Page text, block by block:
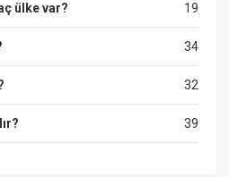
19
ülke var?
34
32
39